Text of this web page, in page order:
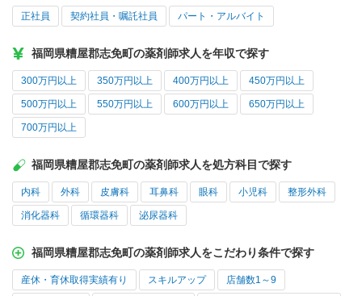
正社員 契約社員・嘱託社員 パート・アルバイト
福岡県糟屋郡志免町の薬剤師求人を年収で探す
300万円以上 350万円以上 400万円以上 450万円以上
500万円以上 550万円以上 600万円以上 650万円以上
700万円以上
福岡県糟屋郡志免町の薬剤師求人を処方科目で探す
内科 外科 皮膚科 耳鼻科 眼科 小児科 整形外科
消化器科 循環器科 泌尿器科
福岡県糟屋郡志免町の薬剤師求人をこだわり条件で探す
産休・育休取得実績有り スキルアップ 店舗数1～9